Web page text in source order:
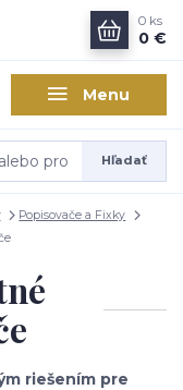
Menu
Hľadať
0 ks
0 €
Popisovače a Fixky
riešením pre